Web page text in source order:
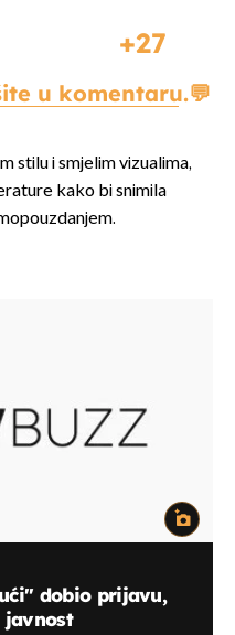
27
u komentaru.
stilu i smjelim vizualima,
kako bi snimila
dobio prijavu,